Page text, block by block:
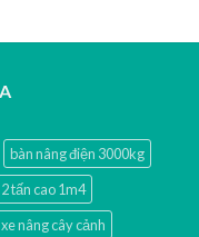
bàn nâng điện 3000kg
tấn cao 1m4
nâng cây cảnh